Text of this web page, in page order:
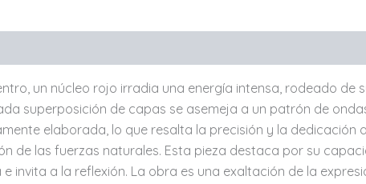
un núcleo rojo irradia una energía intensa, rodeado de
superposición de capas se asemeja a un patrón de
elaborada, lo que resalta la precisión y la dedicación
de las fuerzas naturales. Esta pieza destaca por su
a la reflexión. La obra es una exaltación de la